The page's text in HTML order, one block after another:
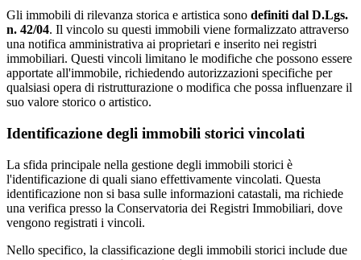
Gli immobili di rilevanza storica e artistica sono definiti dal D.Lgs.
n. 42/04. Il vincolo su questi immobili viene formalizzato attraverso
una notifica amministrativa ai proprietari e inserito nei registri
immobiliari. Questi vincoli limitano le modifiche che possono essere
apportate all'immobile, richiedendo autorizzazioni specifiche per
qualsiasi opera di ristrutturazione o modifica che possa influenzare il
suo valore storico o artistico.
Identificazione degli immobili storici vincolati
La sfida principale nella gestione degli immobili storici è
l'identificazione di quali siano effettivamente vincolati. Questa
identificazione non si basa sulle informazioni catastali, ma richiede
una verifica presso la Conservatoria dei Registri Immobiliari, dove
vengono registrati i vincoli.
Nello specifico, la classificazione degli immobili storici include due